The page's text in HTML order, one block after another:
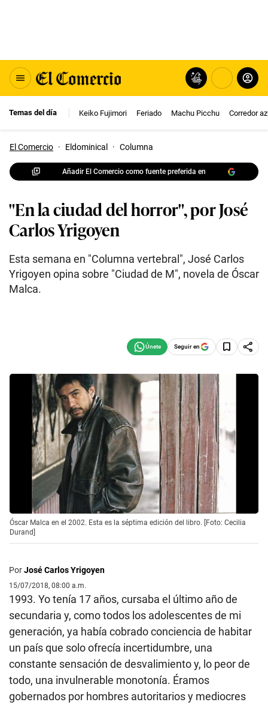
Temas del día Keiko Fujimori Feriado Machu Picchu Corredor
El Comercio · Eldominical · Columna
Añadir El Comercio como fuente preferida en
"En la ciudad del horror", por José
Carlos Yrigoyen
Esta semana en "Columna vertebral", José Carlos
Yrigoyen opina sobre "Ciudad de M", novela de Óscar
Malca.
Seguir en
Óscar Malca en el 2002. Esta es la séptima edición del libro. [Foto: Cecilia
Durand]
PorJosé Carlos Yrigoyen
15/07/2018, 08:00 a.m.
1993. Yo tenía 17 años, cursaba el último año de
secundaria y, como todos los adolescentes de mi
generación, ya había cobrado conciencia de habitar
un país que solo ofrecía incertidumbre, una
constante sensación de desvalimiento y, lo peor de
todo, una invulnerable monotonía. Éramos
gobernados por hombres autoritarios y mediocres